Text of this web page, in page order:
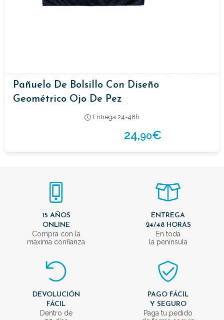
Pañuelo De Bolsillo Con Diseño
Geométrico Ojo De Pez
Entrega 24-48h
24,90€
15 AÑOS
ONLINE
Compra con la
máxima confianza
ENTREGA
24/48 HORAS
En toda
la península
DEVOLUCIÓN
FÁCIL
Dentro de
PAGO FÁCIL
Y SEGURO
Paga tu pedido